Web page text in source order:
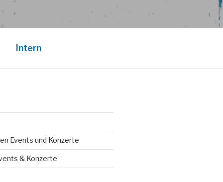
Intern
Events und Konzerte
& Konzerte